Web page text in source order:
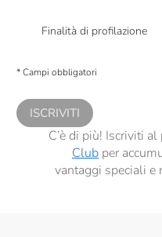
Finalità di profilazione
comunicazioni commerciali
* Campi obbligatori
ISCRIVITI
C’è di più! Iscriviti
Clubper
vantaggi speciali e